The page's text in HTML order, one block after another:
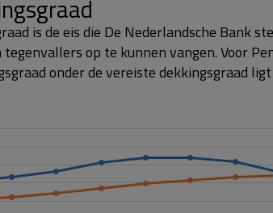
is de eis die De Nederlandsche Bank
op te kunnen vangen. Voor
onder de vereiste dekkingsgraad